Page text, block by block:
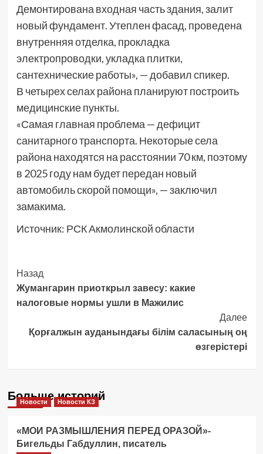
Демонтирована входная часть здания, залит
новый фундамент. Утеплен фасад, проведена
внутренняя отделка, прокладка
электропроводки, укладка плитки,
сантехнические работы», — добавил спикер.
В четырех селах района планируют построить
медицинские пункты.
«Самая главная проблема — дефицит
санитарного транспорта. Некоторые села
района находятся на расстоянии 70 км, поэтому
в 2025 году нам будет передан новый
автомобиль скорой помощи», — заключил
замакима.
Источник: РСК Акмолинской области
Post
Navigation
Назад
Жумангарин приоткрыл завесу: какие
налоговые нормы ушли в Мажилис
Далее
Қорғалжын ауданындағы білім саласының оң
өзгерістері
Больше историй
Новости Новости КЗ
«МОИ РАЗМЫШЛЕНИЯ ПЕРЕД ОРАЗОЙ»-
Бигельды Габдуллин, писатель